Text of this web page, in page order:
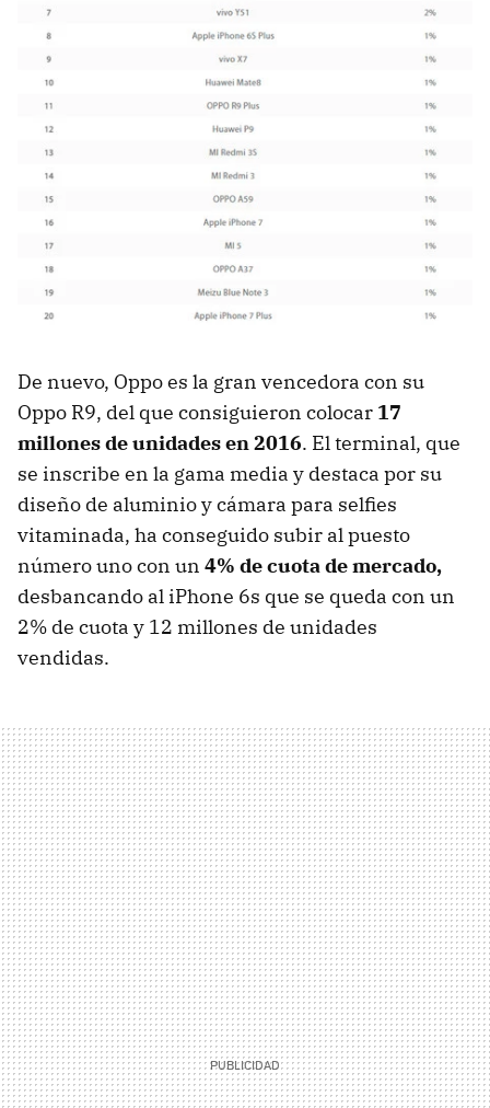
De nuevo, Oppo es la gran vencedora con su
Oppo R9, del que consiguieron colocar 17
millones de unidades en 2016. El terminal, que
se inscribe en la gama media y destaca por su
diseño de aluminio y cámara para selfies
vitaminada, ha conseguido subir al puesto
número uno con un 4% de cuota de mercado,
desbancando al iPhone 6s que se queda con un
2% de cuota y 12 millones de unidades
vendidas.